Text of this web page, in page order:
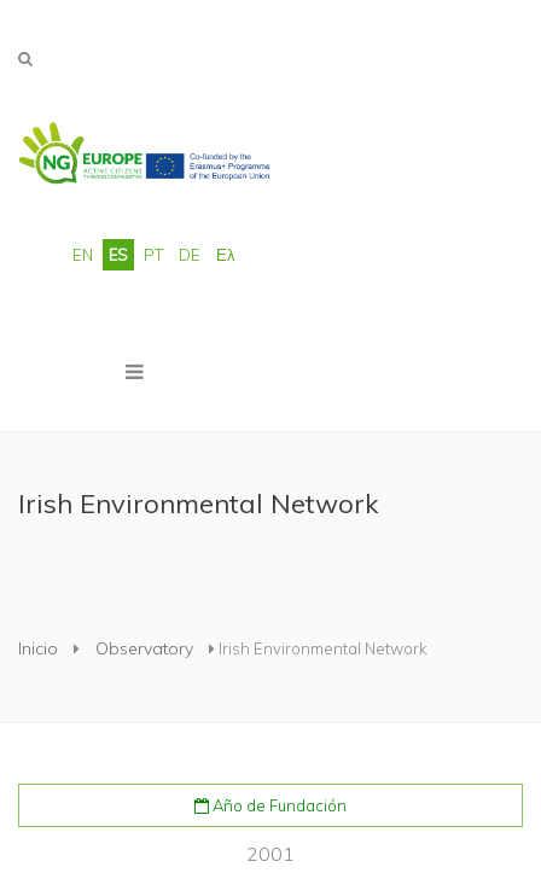
EN ES PT DE Ελ
Irish Environmental Network
Inicio Observatory Irish Environmental Network
Año de Fundación
2001